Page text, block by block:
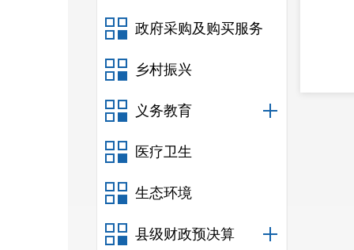
政府采购及购买服务
乡村振兴
义务教育
医疗卫生
生态环境
县级财政预决算